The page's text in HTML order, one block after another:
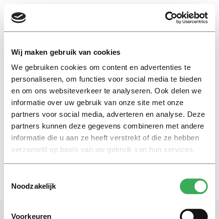
Wij maken gebruik van cookies
We gebruiken cookies om content en advertenties te
personaliseren, om functies voor social media te bieden
en om ons websiteverkeer te analyseren. Ook delen we
informatie over uw gebruik van onze site met onze
partners voor social media, adverteren en analyse. Deze
partners kunnen deze gegevens combineren met andere
informatie die u aan ze heeft verstrekt of die ze hebben
verzameld op basis van uw gebruik van hun services.
Noodzakelijk
Voorkeuren
EN
Pacte des Sygnes
Nieuws
Wie of wat zijn de
Zwaanridders?
17 januari 2017